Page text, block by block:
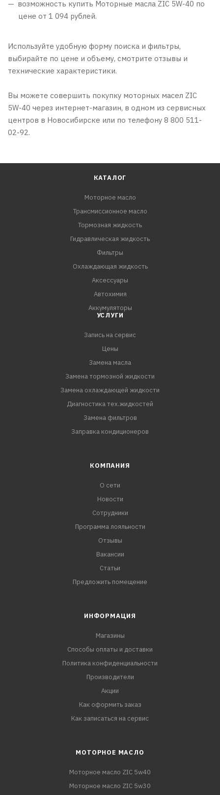
возможность купить Моторные масла ZIC 5W-40 по
цене от 1 094 рублей.
Используйте удобную форму поиска и фильтры,
выбирайте по цене и объему, смотрите отзывы и
технические характеристики.
Вы можете совершить покупку моторных масел ZIC
5W-40 через интернет-магазин, в одном из сервисных
центров в Новосибирске или по телефону 8 800 511-
02-92.
КАТАЛОГ
Моторное масло
Трансмиссионное масло
Тормозная жидкость
Гидравлическая жидкость
Фильтры
Охлаждающая жидкость
Аксессуары
Автохимия
Аккумуляторы
УСЛУГИ
Запись на сервис
Цены
Замена масла
Замена тормозной жидкости
Замена охлаждающей жидкости
Диагностика тех.жидкостей
Замена фильтров
Заправка кондиционеров
КОМПАНИЯ
О сети
Новости
Сотрудники
Программа лояльности
Отзывы
Вакансии
Статьи
Предложить помещение
ИНФОРМАЦИЯ
Магазины
Способы оплаты и доставки
Политика конфиденциальности
Производители
Акции
Как оформить заказ
Как записаться на сервис
МОТОРНОЕ МАСЛО
Моторное масло ZIC 5w40
Моторное масло ZIC 5w30